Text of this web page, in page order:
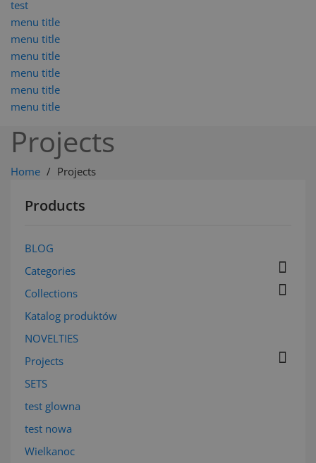
test
menu title
menu title
menu title
menu title
menu title
menu title
Projects
Home Projects
Products
BLOG
Categories

Collections 
Katalog produktów
NOVELTIES
Projects

SETS
test glowna
test nowa
Wielkanoc